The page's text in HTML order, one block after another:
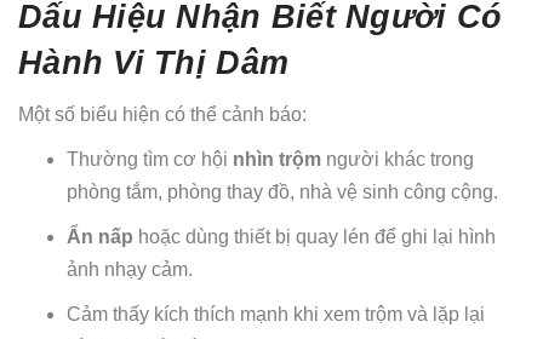
Dấu Hiệu Nhận Biết Người Có
Hành Vi Thị Dâm
Một số biểu hiện có thể cảnh báo:
Thường tìm cơ hội nhìn trộm người khác trong
phòng tắm, phòng thay đồ, nhà vệ sinh công cộng.
Ẩn nấp hoặc dùng thiết bị quay lén để ghi lại hình
ảnh nhạy cảm.
Cảm thấy kích thích mạnh khi xem trộm và lặp lại